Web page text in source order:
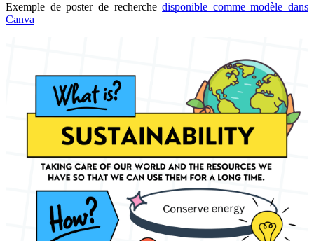
Exemple de poster de recherchedisponible comme modèle dans
Canva